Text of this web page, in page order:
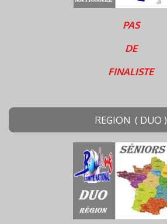
PAS
DE
FINALISTE
REGION ( DUO )